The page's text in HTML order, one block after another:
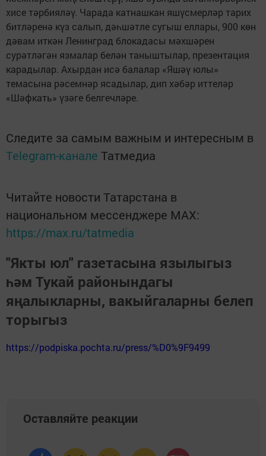
хисе тәрбияләү. Чарада катнашкан яшүсмерләр тарих
битләренә күз салып, дәһшәтле сугыш еллары, 900 көн
дәвам иткән Ленинград блокадасы мәхшәрен
сурәтләгән язмалар белән таныштылар, презентация
карадылар. Ахырдан исә балалар «Яшәү юлы»
темасына рәсемнәр ясадылар, дип хәбәр иттеләр
«Шәфкать» үзәге белгечләре.
Следите за самым важным и интересным в
Telegram-канале Татмедиа
Читайте новости Татарстана в
национальном мессенджере MАХ:
https://max.ru/tatmedia
"Якты юл" газетасына язылыгыз
һәм Тукай районындагы
яңалыкларны, вакыйгаларны белеп
торыгыз
https://podpiska.pochta.ru/press/%D0%9F9499
Оставляйте реакции